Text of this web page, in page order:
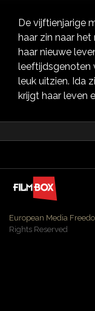
De vijftienjarige
haar zin naar
haar nieuwe
leeftijdsgenoten
leuk uitzien. Ida
krijgt haar leven
European Media
Rights Reserved